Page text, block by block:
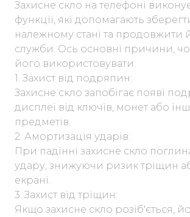
Захисне скло на телефоні
функції, які допомагають
належному стані та продовжити
служби. Ось основні причини,
його використовувати:
1. Захист від подряпин:
Захисне скло запобігає появі
дисплеї від ключів, монет або
предметів.
2. Амортизація ударів:
При падінні захисне скло
удару, знижуючи ризик тріщин
екрані.
3. Захист від тріщин:
Якщо захисне скло розіб'ється,